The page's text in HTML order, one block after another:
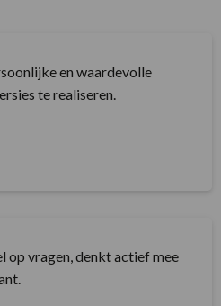
en waardevolle
te realiseren.
op vragen, denkt actief mee